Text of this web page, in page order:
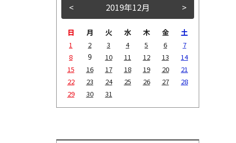
< >
2019年12月
日 月 火 水 木 金 土
1 2 3 4 5 6
7
8
9 10 11 12 13
14
15
16 17 18 19 20
21
22
23 24 25 26 27
28
29
30 31